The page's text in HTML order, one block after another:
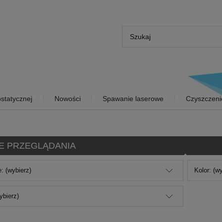
Nowości Spawanie laserowe
PRZEGLĄDANIA
(wybierz) Kolor: